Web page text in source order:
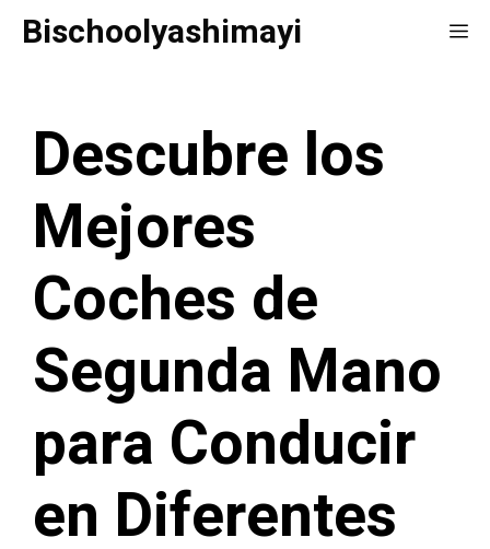
SaltarBischoolyashimayi
Descubre los
Mejores
Coches de
Segunda Mano
para Conducir
en Diferentes